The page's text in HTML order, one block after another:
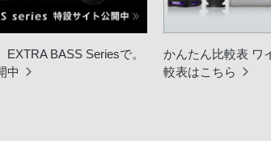
EXTRA BASS Seriesで。
中
かんたん比較表 ワ
較表はこちら